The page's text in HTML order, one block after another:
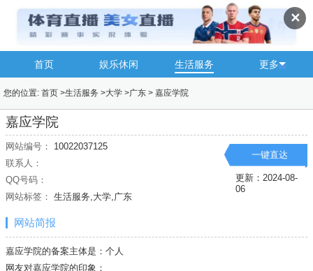
✕
首页 娱乐休闲 生活服务 更多
您的位置: 首页 >生活服务 >大学 >广东 > 嘉应学院
嘉应学院
网站编号：
10022037125
联系人：
QQ号码：
网站标签： 生活服务,大学,广东
一键直达
更新：2024-08-
06
网站简报
嘉应学院的备案主体是：个人
网友对嘉应学院的印象：